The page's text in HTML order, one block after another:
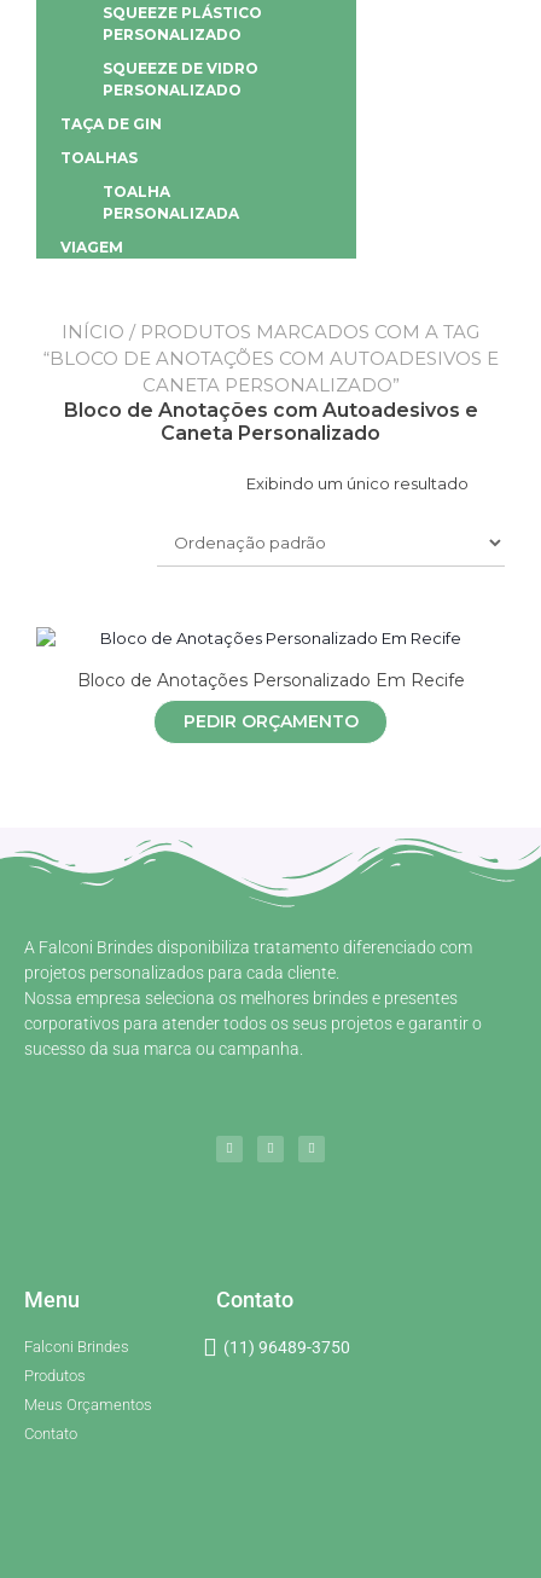
INÍCIO / PRODUTOS MARCADOS COM A TAG
“BLOCO DE ANOTAÇÕES COM AUTOADESIVOS E
CANETA PERSONALIZADO”
Bloco de Anotações com Autoadesivos e
Caneta Personalizado
Exibindo um único resultado
Bloco de Anotações Personalizado Em Recife
PEDIR ORÇAMENTO
SQUEEZE PLÁSTICO
PERSONALIZADO
SQUEEZE DE VIDRO
PERSONALIZADO
TAÇA DE GIN
TOALHAS
TOALHA
PERSONALIZADA
VIAGEM
A Falconi Brindes disponibiliza tratamento diferenciado com
projetos personalizados para cada cliente.
Nossa empresa seleciona os melhores brindes e presentes
corporativos para atender todos os seus projetos e garantir o
sucesso da sua marca ou campanha.
Menu
Falconi Brindes
Produtos
Meus Orçamentos
Contato
Contato
(11) 96489-3750